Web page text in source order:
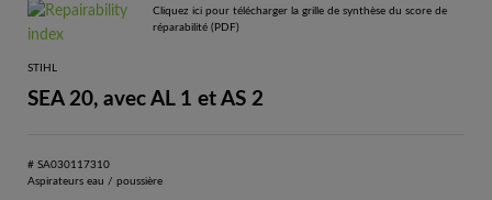
Cliquez ici pour télécharger la grille de synthèse du score de
réparabilité (PDF)
STIHL
SEA 20, avec AL 1 et AS 2
# SA030117310
Aspirateurs eau / poussière